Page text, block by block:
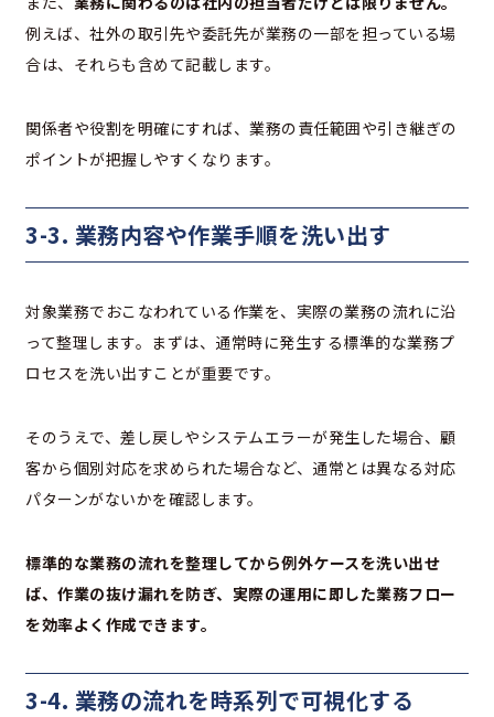
例えば、社外の取引先や委託先が業務の一部を担っている場
合は、それらも含めて記載します。
関係者や役割を明確にすれば、業務の責任範囲や引き継ぎの
ポイントが把握しやすくなります。
3-3. 業務内容や作業手順を洗い出す
対象業務でおこなわれている作業を、実際の業務の流れに沿
って整理します。まずは、通常時に発生する標準的な業務プ
ロセスを洗い出すことが重要です。
そのうえで、差し戻しやシステムエラーが発生した場合、顧
客から個別対応を求められた場合など、通常とは異なる対応
パターンがないかを確認します。
標準的な業務の流れを整理してから例外ケースを洗い出せ
ば、作業の抜け漏れを防ぎ、実際の運用に即した業務フロー
を効率よく作成できます。
3-4. 業務の流れを時系列で可視化する